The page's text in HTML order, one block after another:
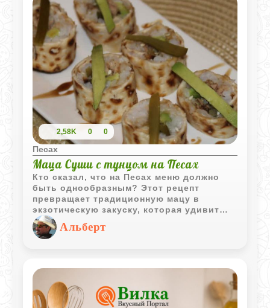
2,58K 0 0
Песах
Маца Суши с тунцом на Песах
Кто сказал, что на Песах меню должно
быть однообразным? Этот рецепт
превращает традиционную мацу в
экзотическую закуску, которая удивит
всех гостей. Мягкая, податливая маца
заменяет привычные листы нори, а
сочетание нежного риса, рыбы и свежего
креативный подход превращает простые
продукты в праздничное блюдо с
восточным колоритом.
Альберт